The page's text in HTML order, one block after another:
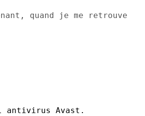
quand je me retrouve